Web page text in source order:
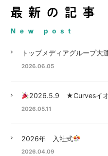
トップメディアグループ大
2026.06.05
2026.5.9 ★Curvesイ
2026.05.11
2026年 入社式
2026.04.09